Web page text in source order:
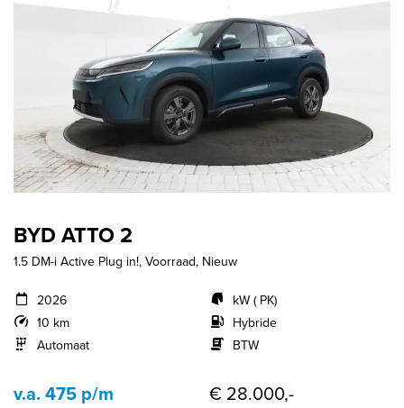
BYD ATTO 2
1.5 DM-i Active Plug in!, Voorraad, Nieuw
2026
10 km
Automaat
kW ( PK)
Hybride
BTW
v.a. 475 p/m € 28.000,-